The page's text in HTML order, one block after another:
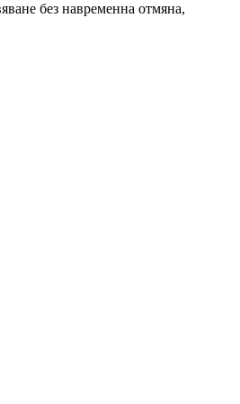
без навременна отмяна,